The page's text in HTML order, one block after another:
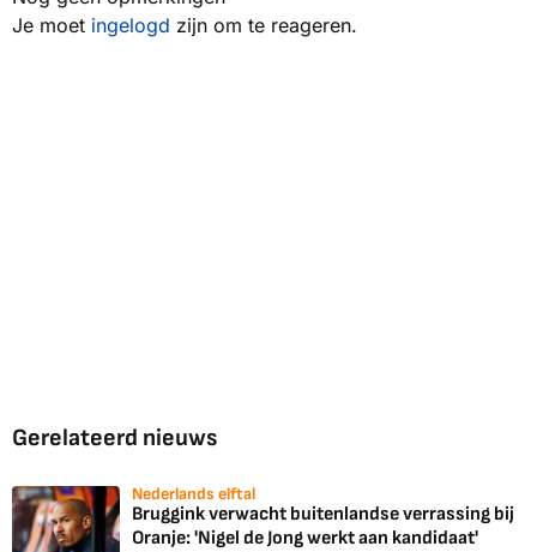
Je moet ingelogd zijn om te reageren.
Gerelateerd nieuws
Nederlands elftal
Bruggink verwacht buitenlandse verrassing bij
Oranje: 'Nigel de Jong werkt aan kandidaat'